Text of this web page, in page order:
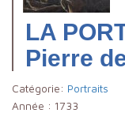
LA
Pierre
Catégorie: Portraits
Année : 1733